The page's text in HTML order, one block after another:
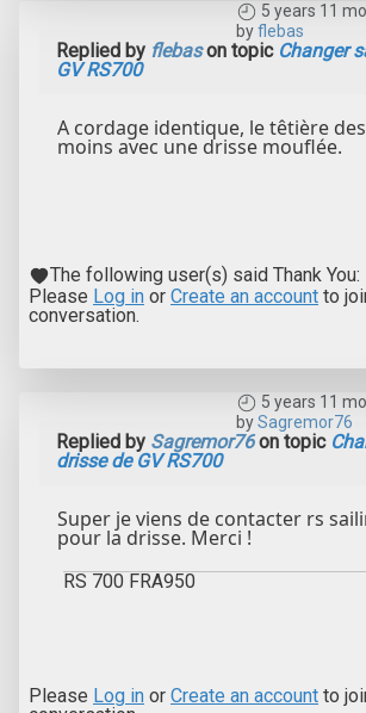
5 years 11
byflebas
Replied by flebason topic Changer
GV RS700
A cordage identique, le têtière
moins avec une drisse mouflée.
The following user(s) said Thank You:
Please Log in or Create an account to
conversation.
5 years 11
bySagremor76
Replied by Sagremor76on topic
drisse de GV RS700
Super je viens de contacter rs
pour la drisse. Merci !
RS 700 FRA950
Please Log in or Create an account to